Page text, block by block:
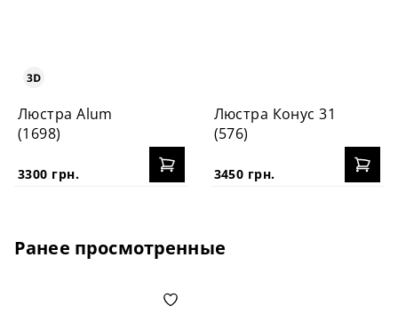
Люстра Alum
(1698)
3300 грн.
Люстра Конус 31
(576)
3450 грн.
Ранее просмотренные